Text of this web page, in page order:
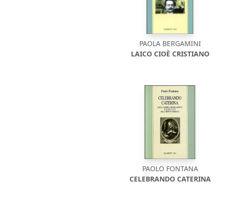
PAOLA BERGAMINI
LAICO CIOÈ CRISTIANO
PAOLO FONTANA
CELEBRANDO CATERINA